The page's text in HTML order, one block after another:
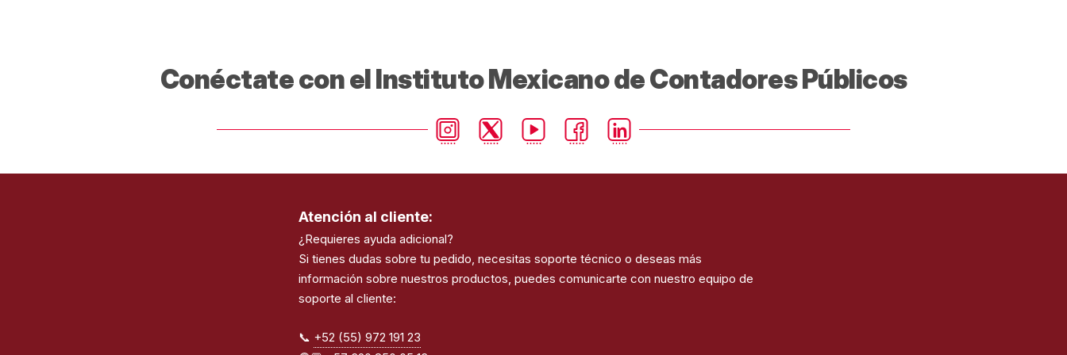
Conéctate con el Instituto Mexicano de Contadores Públicos
Atención al cliente:
¿Requieres ayuda adicional?
Si tienes dudas sobre tu pedido, necesitas soporte técnico o deseas más
información sobre nuestros productos, puedes comunicarte con nuestro equipo de
soporte al cliente:
📞 +52 (55) 972 191 23